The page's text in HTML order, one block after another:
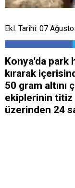
Ekl. Tarihi: 07
Konya'da park
kırarak
50 gram altını
ekiplerinin titiz
üzerinden 24